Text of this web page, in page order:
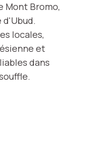
Mont Bromo,
locales,
et
dans